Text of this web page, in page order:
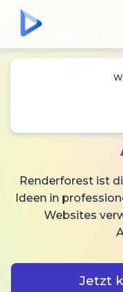
Renderforest ist
Ideen in
Websites
Jetzt